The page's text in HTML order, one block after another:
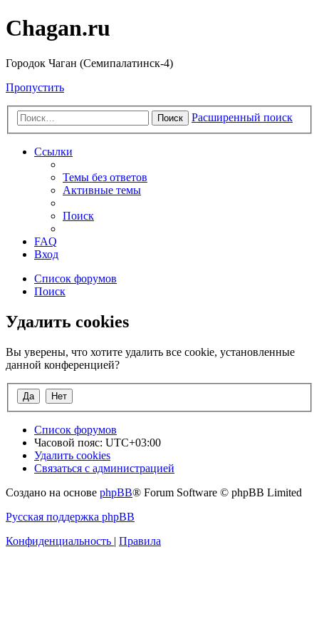
Chagan.ru
Городок Чаган (Семипалатинск-4)
Пропустить
Поиск Расширенный поиск
Ссылки
Темы без ответов
Активные темы
Поиск
FAQ
Вход
Список форумов
Поиск
Удалить cookies
Вы уверены, что хотите удалить все cookie, установленные
данной конференцией?
Список форумов
Часовой пояс: UTC+03:00
Удалить cookies
Связаться с администрацией
Создано на основе phpBB® Forum Software © phpBB Limited
Русская поддержка phpBB
Конфиденциальность | Правила